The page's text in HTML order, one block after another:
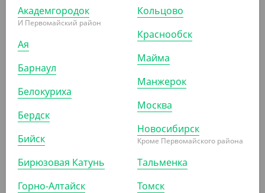
(5.27 ₽/ШТ)
Лоток под запайку 187*137*45, 70/30 626мл.
прозрачный
УП (80)
АРТ. 25045
Академгородок
И Первомайский район
Ая
Барнаул
Белокуриха
Бердск
Бийск
Бирюзовая Катунь
Горно-Алтайск
Кольцово
Краснообск
Майма
Манжерок
Москва
Новосибирск
Кроме Первомайского района
Тальменка
Томск